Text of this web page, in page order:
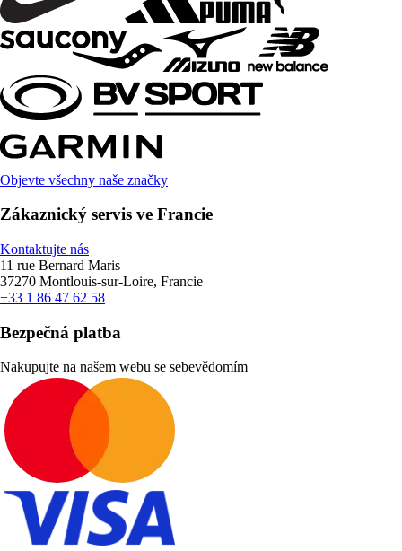
Objevte všechny naše značky
Zákaznický servis ve Francie
Kontaktujte nás
11 rue Bernard Maris
37270 Montlouis-sur-Loire, Francie
+33 1 86 47 62 58
Bezpečná platba
Nakupujte na našem webu se sebevědomím